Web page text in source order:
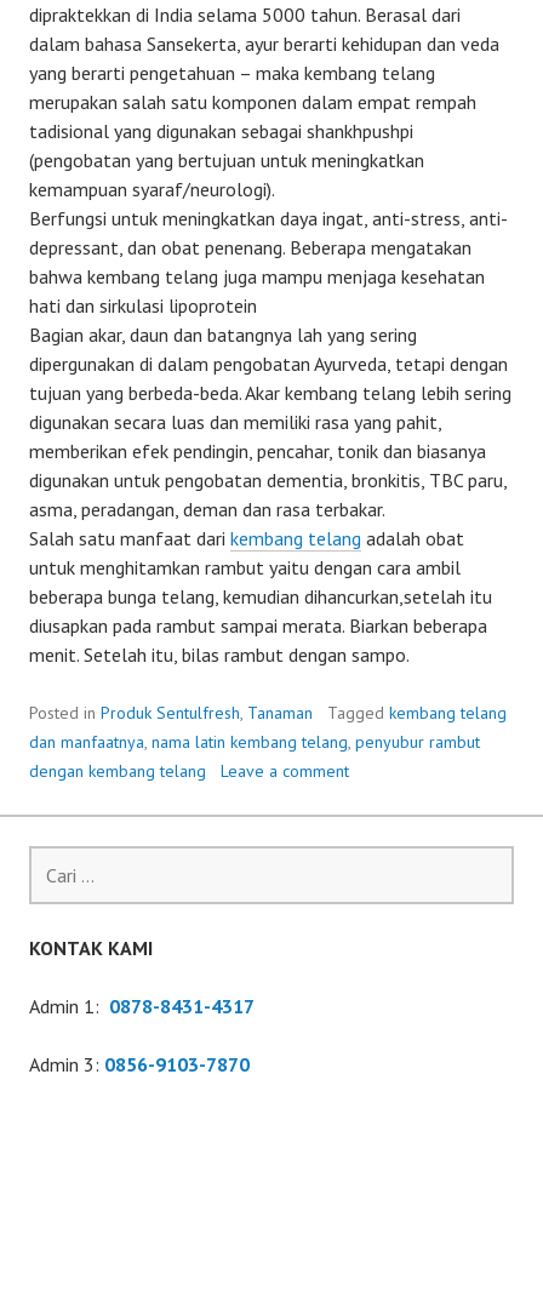
dipraktekkan di India selama 5000 tahun. Berasal dari
dalam bahasa Sansekerta, ayur berarti kehidupan dan veda
yang berarti pengetahuan – maka kembang telang
merupakan salah satu komponen dalam empat rempah
tadisional yang digunakan sebagai shankhpushpi
(pengobatan yang bertujuan untuk meningkatkan
kemampuan syaraf/neurologi).
Berfungsi untuk meningkatkan daya ingat, anti-stress, anti-
depressant, dan obat penenang. Beberapa mengatakan
bahwa kembang telang juga mampu menjaga kesehatan
hati dan sirkulasi lipoprotein
Bagian akar, daun dan batangnya lah yang sering
dipergunakan di dalam pengobatan Ayurveda, tetapi dengan
tujuan yang berbeda-beda. Akar kembang telang lebih sering
digunakan secara luas dan memiliki rasa yang pahit,
memberikan efek pendingin, pencahar, tonik dan biasanya
digunakan untuk pengobatan dementia, bronkitis, TBC paru,
asma, peradangan, deman dan rasa terbakar.
Salah satu manfaat dari kembang telang adalah obat
untuk menghitamkan rambut yaitu dengan cara ambil
beberapa bunga telang, kemudian dihancurkan,setelah itu
diusapkan pada rambut sampai merata. Biarkan beberapa
menit. Setelah itu, bilas rambut dengan sampo.
Posted in Produk Sentulfresh, Tanaman Tagged kembang telang
dan manfaatnya, nama latin kembang telang, penyubur rambut
dengan kembang telang
Leave a comment
untuk:
KONTAK KAMI
Admin 1: 0878-8431-4317
Admin 3: 0856-9103-7870